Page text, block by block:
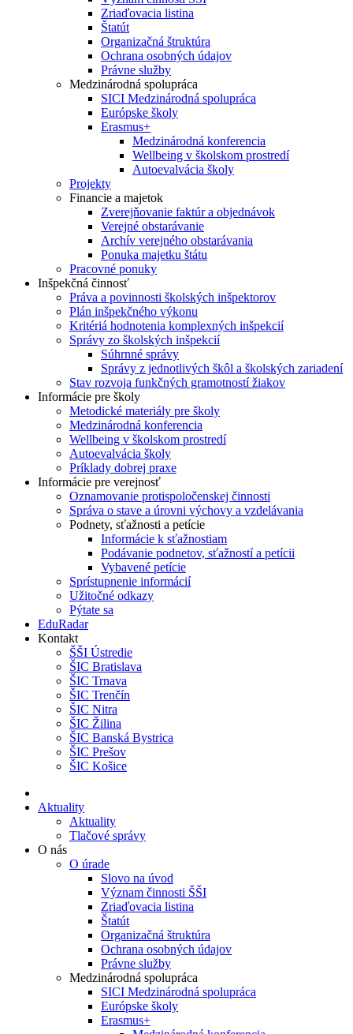
Zriaďovacia listina
Štatút
Organizačná štruktúra
Ochrana osobných údajov
Právne služby
Medzinárodná spolupráca
SICI Medzinárodná spolupráca
Európske školy
Erasmus+
Medzinárodná konferencia
Wellbeing v školskom prostredí
Autoevalvácia školy
Projekty
Financie a majetok
Zverejňovanie faktúr a objednávok
Verejné obstarávanie
Archív verejného obstarávania
Ponuka majetku štátu
Pracovné ponuky
Inšpekčná činnosť
Práva a povinnosti školských inšpektorov
Plán inšpekčného výkonu
Kritériá hodnotenia komplexných inšpekcií
Správy zo školských inšpekcií
Súhrnné správy
Správy z jednotlivých škôl a školských zariadení
Stav rozvoja funkčných gramotností žiakov
Informácie pre školy
Metodické materiály pre školy
Medzinárodná konferencia
Wellbeing v školskom prostredí
Autoevalvácia školy
Príklady dobrej praxe
Informácie pre verejnosť
Oznamovanie protispoločenskej činnosti
Správa o stave a úrovni výchovy a vzdelávania
Podnety, sťažnosti a petície
Informácie k sťažnostiam
Podávanie podnetov, sťažností a petícii
Vybavené petície
Sprístupnenie informácií
Užitočné odkazy
Pýtate sa
EduRadar
Kontakt
ŠŠI Ústredie
ŠIC Bratislava
ŠIC Trnava
ŠIC Trenčín
ŠIC Nitra
ŠIC Žilina
ŠIC Banská Bystrica
ŠIC Prešov
ŠIC Košice
Aktuality
Aktuality
Tlačové správy
O nás
O úrade
Slovo na úvod
Význam činnosti ŠŠI
Zriaďovacia listina
Štatút
Organizačná štruktúra
Ochrana osobných údajov
Právne služby
Medzinárodná spolupráca
SICI Medzinárodná spolupráca
Európske školy
Erasmus+